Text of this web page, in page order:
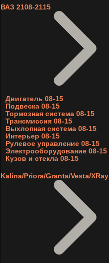
ВАЗ 2108-2115
Двигатель 08-15
Подвеска 08-15
Тормозная система 08-15
Трансмиссия 08-15
Выхлопная система 08-15
Интерьер 08-15
Рулевое управление 08-15
Электрооборудование 08-15
Кузов и стекла 08-15
Kalina/Priora/Granta/Vesta/XRay